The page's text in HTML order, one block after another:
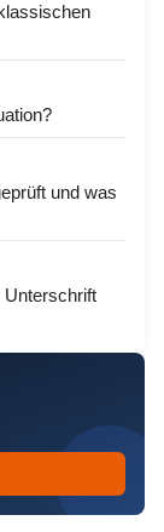
und was
Unterschrift